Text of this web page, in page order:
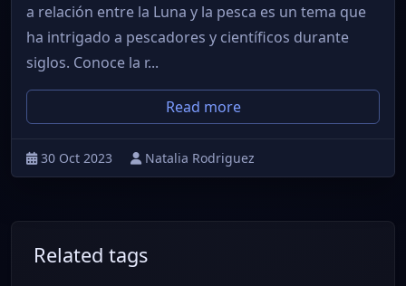
a relación entre la Luna y la pesca es un tema que
ha intrigado a pescadores y científicos durante
siglos. Conoce la r...
Read more
30 Oct 2023 Natalia Rodriguez
Related tags